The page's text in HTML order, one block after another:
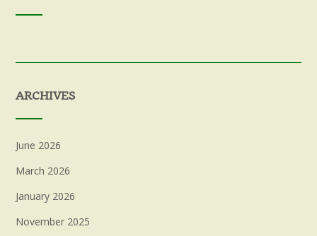
ARCHIVES
June 2026
March 2026
January 2026
November 2025